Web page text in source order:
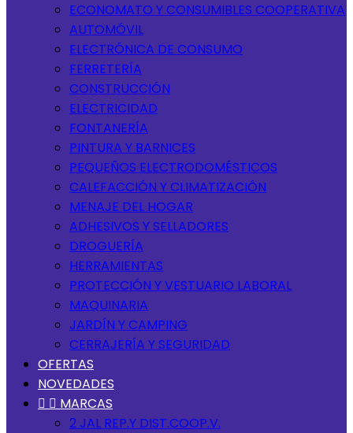
ECONOMATO Y CONSUMIBLES COOPERATIVA
AUTOMÓVIL
ELECTRÓNICA DE CONSUMO
FERRETERÍA
CONSTRUCCIÓN
ELECTRICIDAD
FONTANERÍA
PINTURA Y BARNICES
PEQUEÑOS ELECTRODOMÉSTICOS
CALEFACCIÓN Y CLIMATIZACIÓN
MENAJE DEL HOGAR
ADHESIVOS Y SELLADORES
DROGUERÍA
HERRAMIENTAS
PROTECCIÓN Y VESTUARIO LABORAL
MAQUINARIA
JARDÍN Y CAMPING
CERRAJERÍA Y SEGURIDAD
OFERTAS
NOVEDADES
  MARCAS
2 JAL REP.Y DIST.COOP.V.